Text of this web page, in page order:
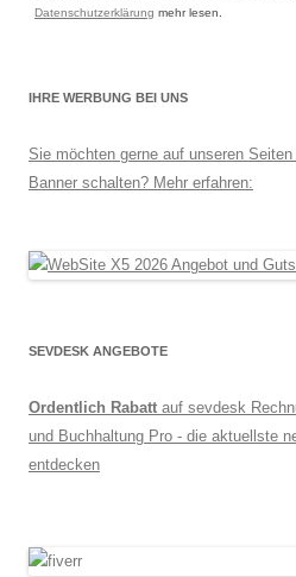
Datenschutzerklärung mehr lesen.
IHRE WERBUNG BEI UNS
Sie möchten gerne auf unseren
Banner schalten? Mehr erfahren:
SEVDESK ANGEBOTE
Ordentlich Rabatt auf sevdesk
und Buchhaltung Pro - die aktuellste
entdecken